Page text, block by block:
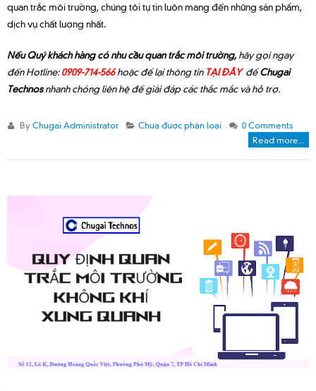
quan trắc môi trường, chúng tôi tự tin luôn mang đến những sản phẩm,
dịch vụ chất lượng nhất.
Nếu Quý khách hàng có nhu cầu quan trắc môi trường,hãy gọi ngay
đến Hotline:0909-714-566hoặc để lại thông tin TẠI ĐÂY đểChugai
Technosnhanh chóng liên hệ để giải đáp các thắc mắc và hỗ trợ.
ByChugai Administrator Chưa được phân loại 0 Comments
Read more...